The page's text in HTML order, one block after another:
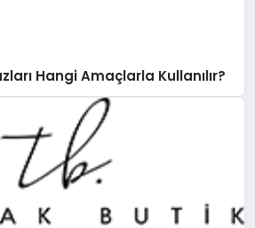
Hangi Amaçlarla Kullanılır?